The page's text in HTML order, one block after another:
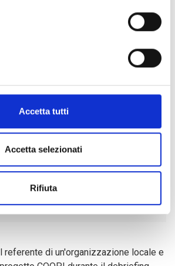
Accetta tutti
Accetta selezionati
Rifiuta
su carta le loro idee, prima sotto
dal punto di vista della coesione
parlano di un impegno e di un
la lunga strada ancora da percorrere
coesione sociale stabile e definitiva.
Ma abbiamo ancora molto
per realizzare una coesione
referente di un'organizzazione locale e